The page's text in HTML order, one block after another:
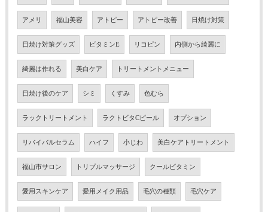
アメリ 福山美容 アトピー アトピー改善 日焼け対策
日焼け対策グッズ ビタミンE リコピン 内側から綺麗に
綺麗は作れる 美白ケア トリートメントメニュー
日焼け後のケア シミ くすみ 色むら
ラックトリートメント ラクトビタCピール オプション
リバイバルセラム ハイフ 小じわ 美白ケアトリートメント
福山市サロン トリプルマッサージ クールビタミン
愛用スキンケア 愛用メイク用品 毛穴の種類 毛穴ケア